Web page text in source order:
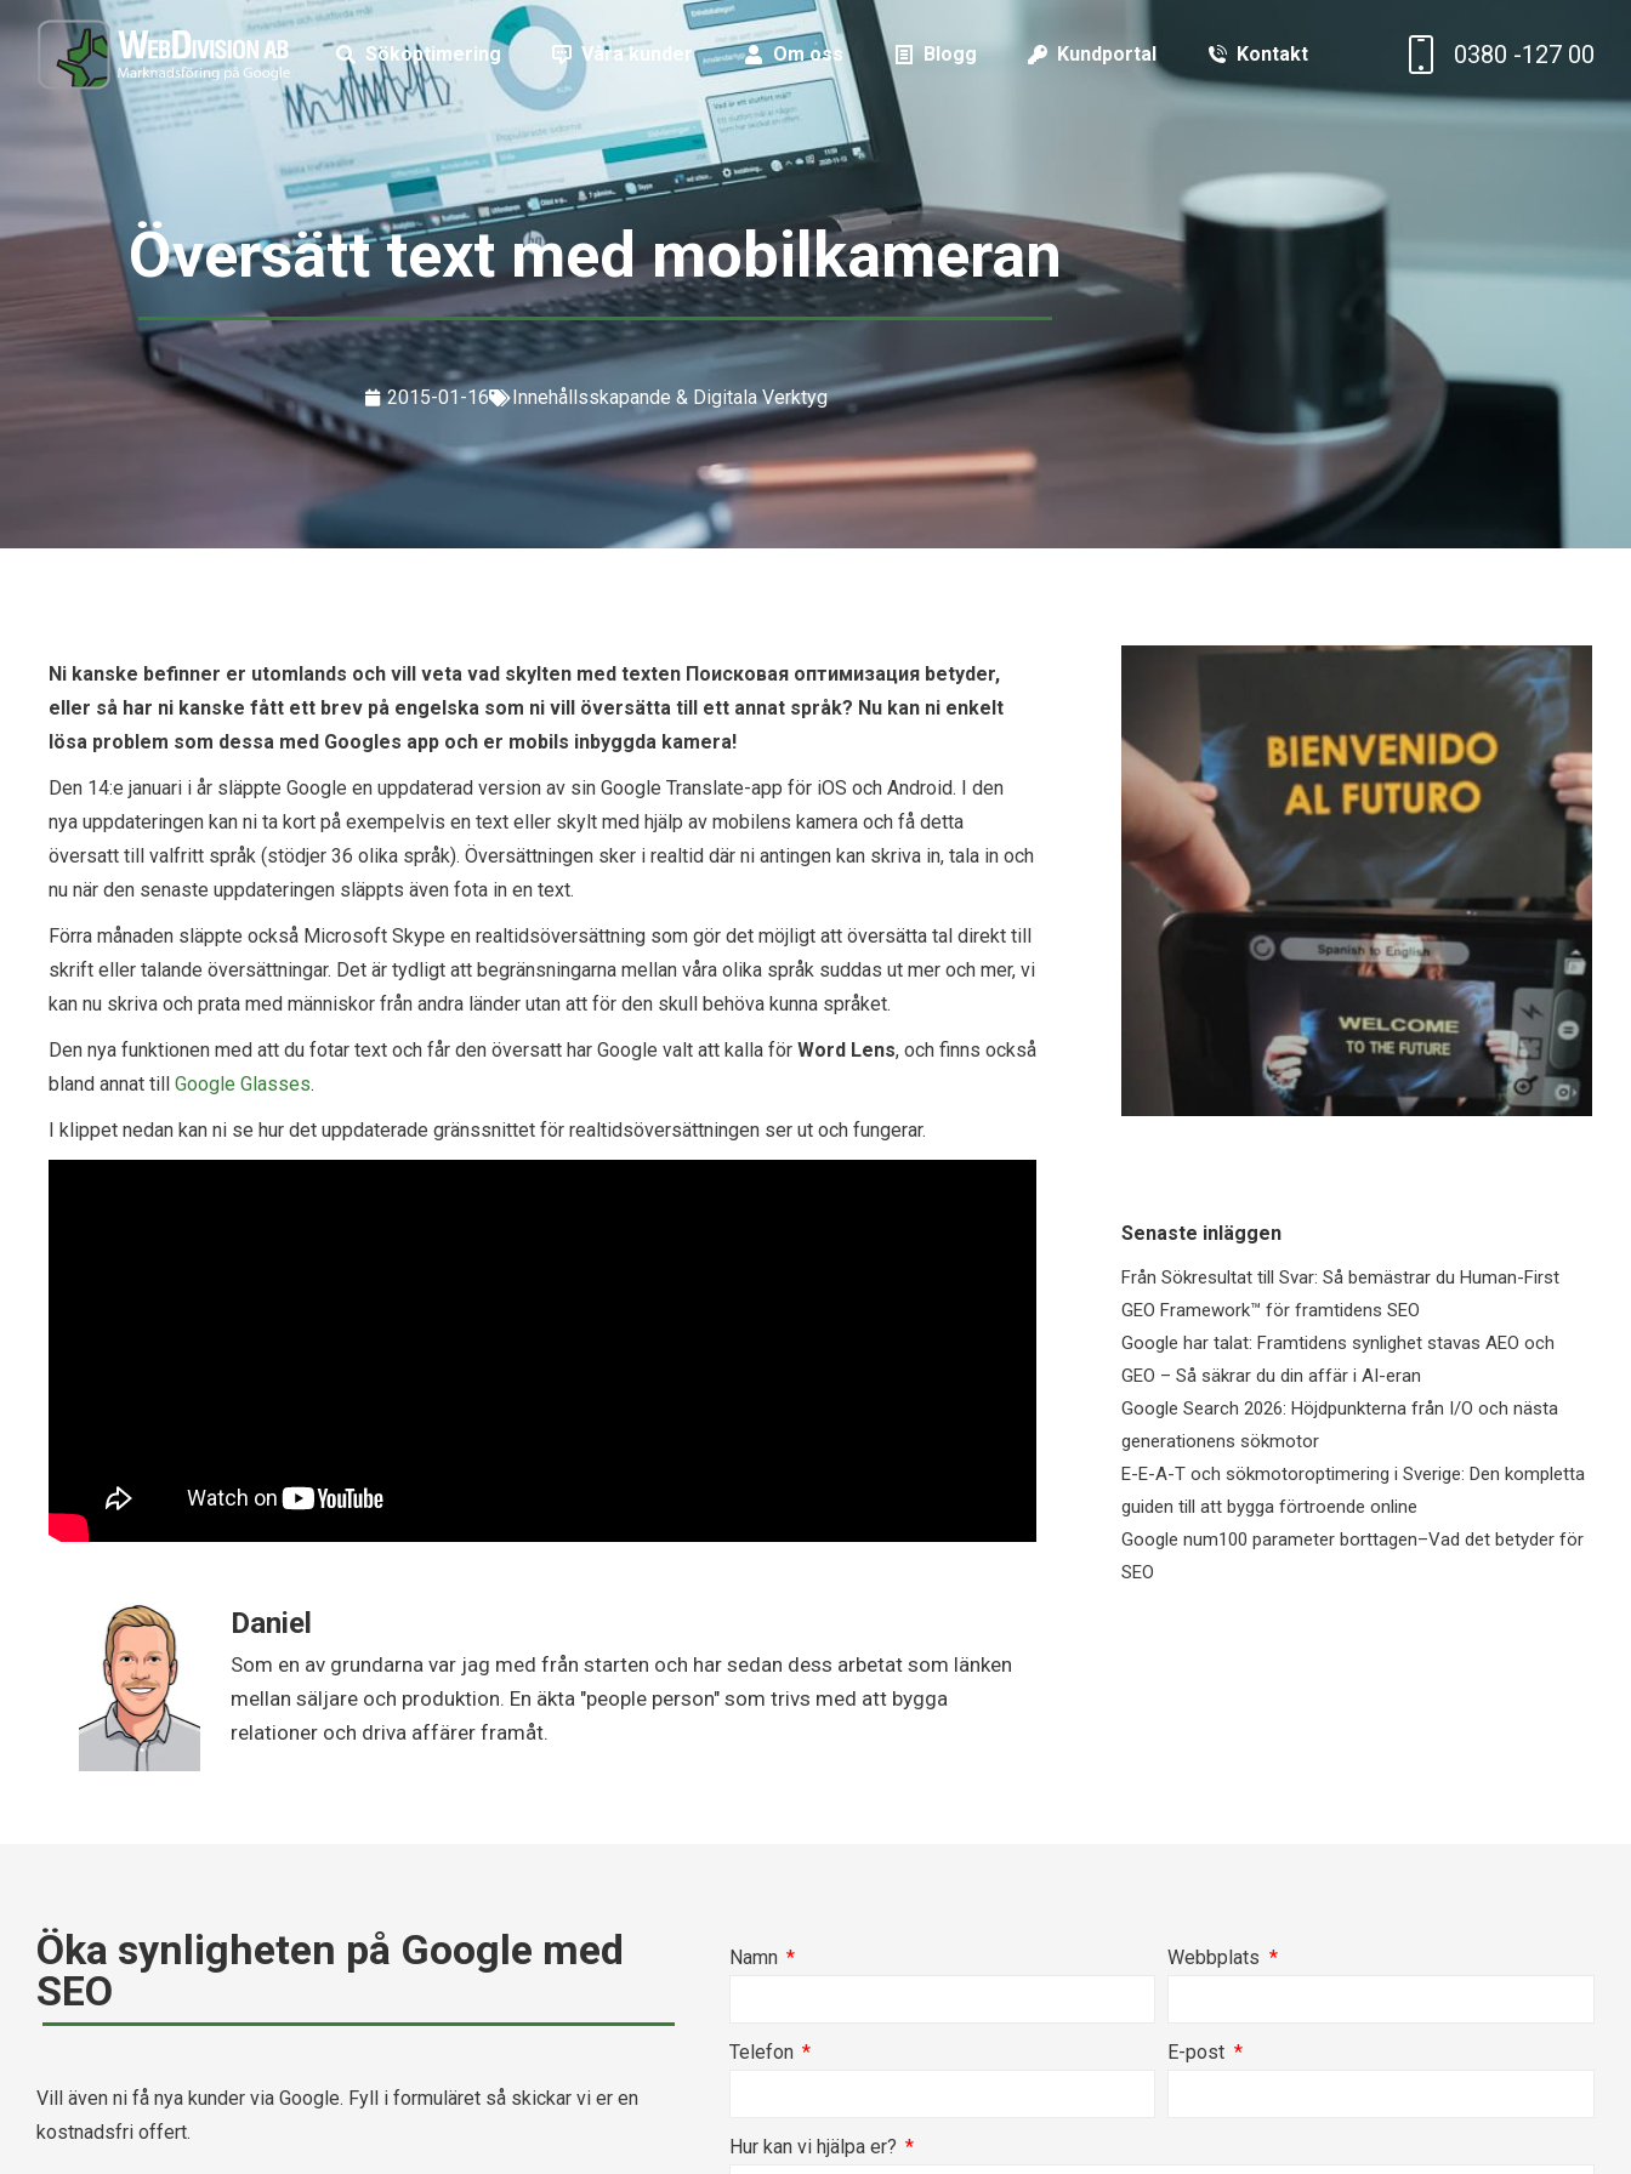
Sökoptimering Våra kunder Om oss Blogg Kundportal Kontakt 0380 -127 00
Översätt text med mobilkameran
2015-01-16 Innehållsskapande & Digitala Verktyg
Ni kanske befinner er utomlands och vill veta vad skylten med texten Поисковая оптимизация betyder,
eller så har ni kanske fått ett brev på engelska som ni vill översätta till ett annat språk? Nu kan ni enkelt
lösa problem som dessa med Googles app och er mobils inbyggda kamera!
Den 14:e januari i år släppte Google en uppdaterad version av sin Google Translate-app för iOS och Android. I den
nya uppdateringen kan ni ta kort på exempelvis en text eller skylt med hjälp av mobilens kamera och få detta
översatt till valfritt språk (stödjer 36 olika språk). Översättningen sker i realtid där ni antingen kan skriva in, tala in och
nu när den senaste uppdateringen släppts även fota in en text.
Förra månaden släppte också Microsoft Skype en realtidsöversättning som gör det möjligt att översätta tal direkt till
skrift eller talande översättningar. Det är tydligt att begränsningarna mellan våra olika språk suddas ut mer och mer, vi
kan nu skriva och prata med människor från andra länder utan att för den skull behöva kunna språket.
Den nya funktionen med att du fotar text och får den översatt har Google valt att kalla för Word Lens, och finns också
bland annat till Google Glasses.
I klippet nedan kan ni se hur det uppdaterade gränssnittet för realtidsöversättningen ser ut och fungerar.
Daniel
Som en av grundarna var jag med från starten och har sedan dess arbetat som länken
mellan säljare och produktion. En äkta "people person" som trivs med att bygga
relationer och driva affärer framåt.
Senaste inläggen
Från Sökresultat till Svar: Så bemästrar du Human-First
GEO Framework™ för framtidens SEO
Google har talat: Framtidens synlighet stavas AEO och
GEO – Så säkrar du din affär i AI-eran
Google Search 2026: Höjdpunkterna från I/O och nästa
generationens sökmotor
E-E-A-T och sökmotoroptimering i Sverige: Den kompletta
guiden till att bygga förtroende online
Google num100 parameter borttagen–Vad det betyder för
SEO
Öka synligheten på Google med
SEO
Vill även ni få nya kunder via Google. Fyll i formuläret så skickar vi er en
kostnadsfri offert.
Namn Webbplats
Telefon E-post
Hur kan vi hjälpa er?